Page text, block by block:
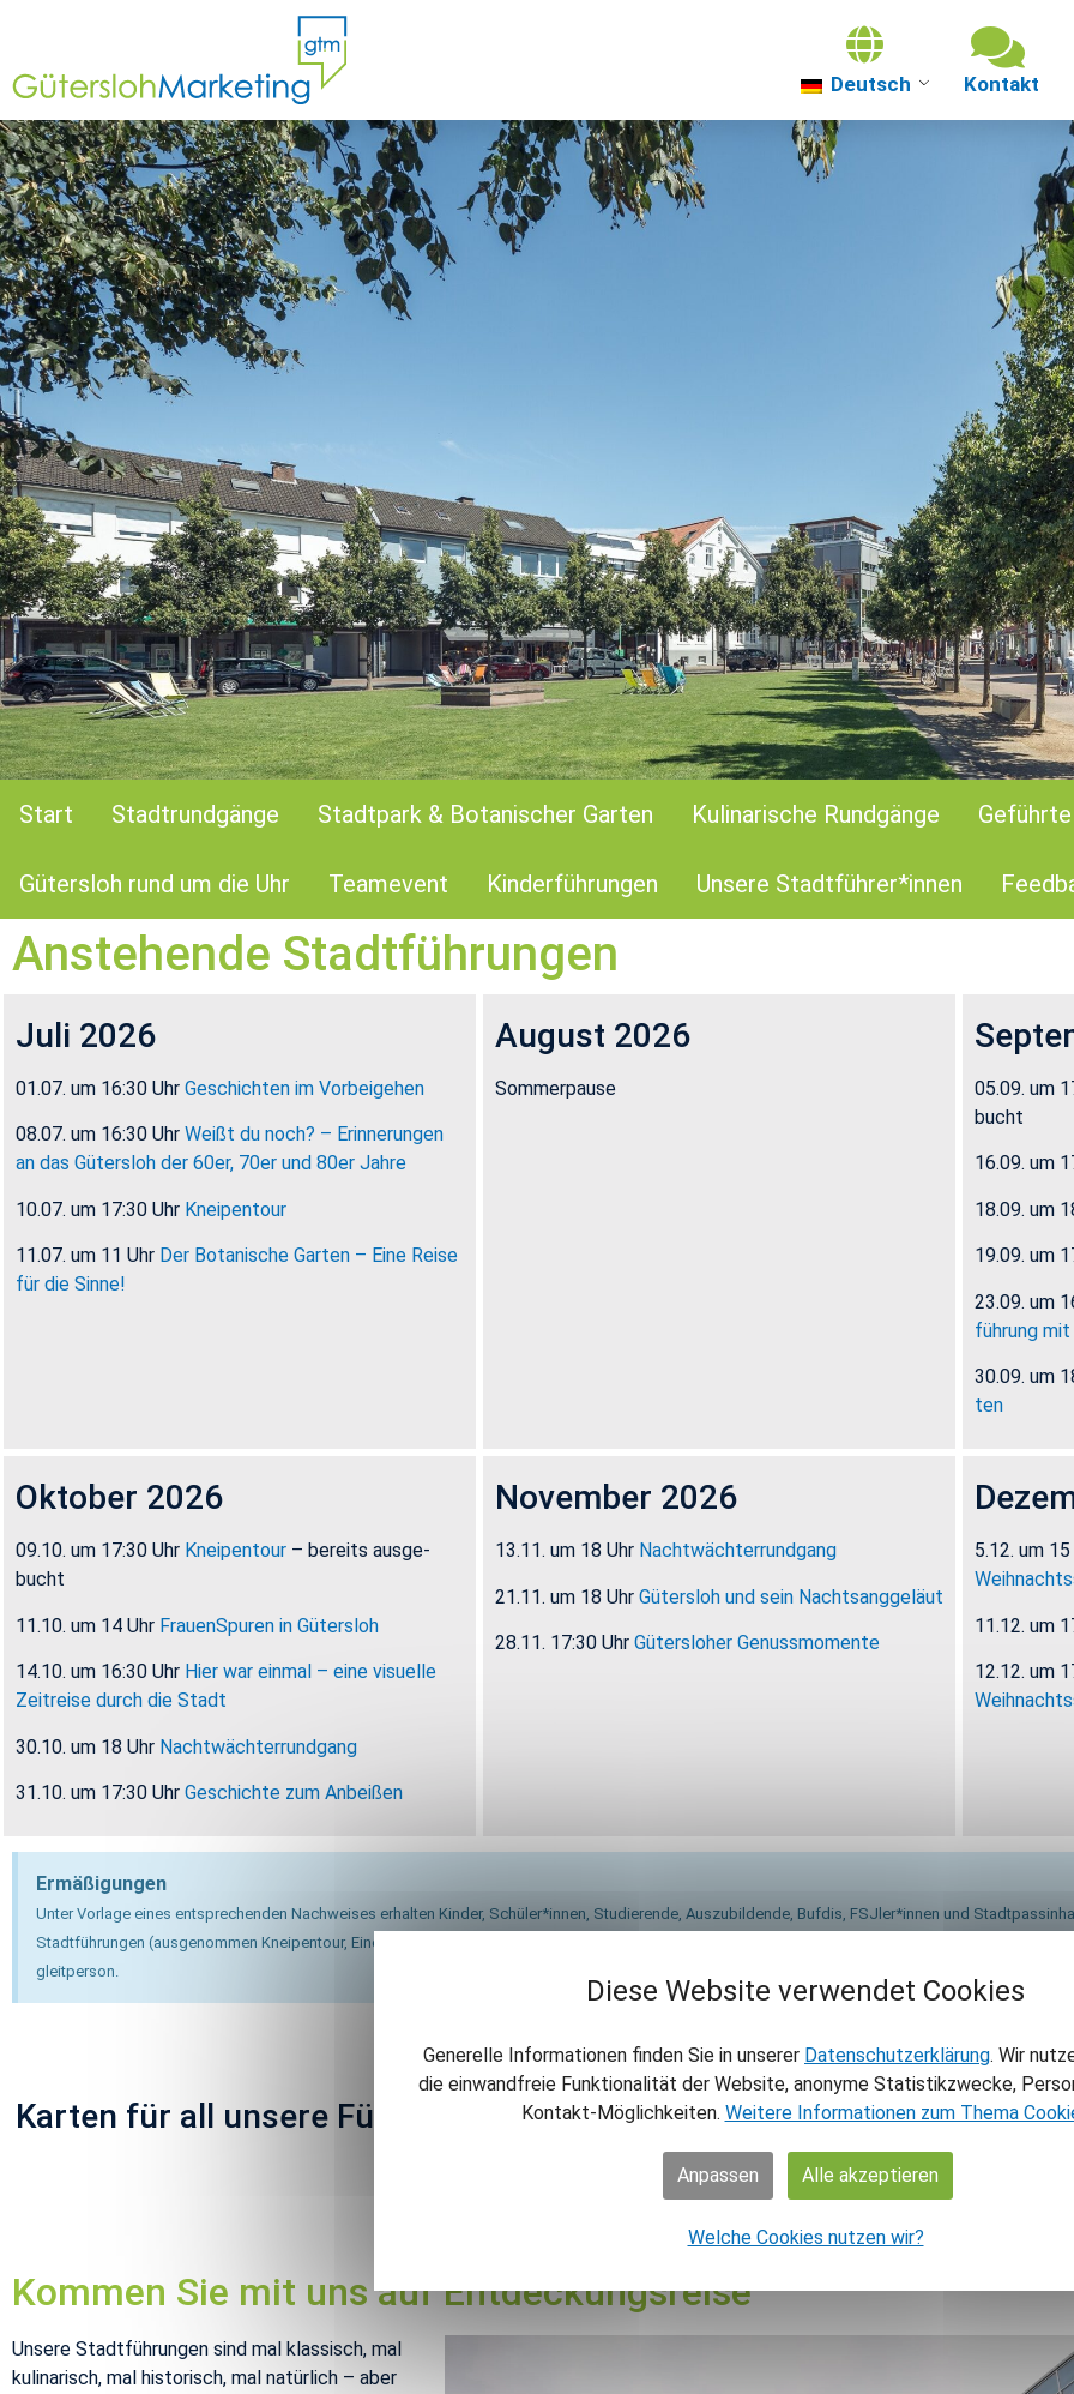
Deutsch
Themenwelten
Über Gütersloh
Start Stadtrundgänge Stadtpark & Botanischer Garten Kulinarische Rundgänge
Gütersloh rund um die Uhr Teamevent Kinderführungen Unsere Stadtführer*innen
An­ste­hen­de Stadt­füh­run­gen
Juli 2026
01.07. um 16:30 Uhr Ge­schich­ten im Vor­bei­ge­hen
08.07. um 16:30 Uhr Weißt du noch? – Er­in­ne­run­gen
an das Gü­ters­loh der 60er, 70er und 80er Jahre
10.07. um 17:30 Uhr Knei­pen­tour
11.07. um 11 Uhr Der Bo­ta­ni­sche Gar­ten – Eine Reise
für die Sinne!
Au­gust 2026
Som­mer­pau­se 05.09. um
bucht
16.09. um
18.09. um
19.09. um
23.09. um
füh­rung mit
30.09. um
ten
Ok­to­ber 2026
09.10. um 17:30 Uhr Knei­pen­tour – be­reits aus­ge­
bucht
11.10. um 14 Uhr Frau­en­Spu­ren in Gü­ters­loh
14.10. um 16:30 Uhr Hier war ein­mal – eine vi­su­el­le
Zeit­rei­se durch die Stadt
30.10. um 18 Uhr Nacht­wäch­ter­rund­gang
31.10. um 17:30 Uhr Ge­schich­te zum An­bei­ßen
No­vem­ber 2026
13.11. um 18 Uhr Nacht­wäch­ter­rund­gang
21.11. um 18 Uhr Gü­ters­loh und sein Nachts­ang­ge­läut
28.11. 17:30 Uhr Gü­ters­lo­her Ge­nuss­mo­men­te
5.12. um 15
11.12. um
12.12. um
Er­mä­ßi­gun­gen
Unter Vor­la­ge eines ent­spre­chen­den Nach­wei­ses er­hal­ten Kin­der, Schü­ler*innen, Stu­die­ren­de, Aus­zu­bil­den­de, Buf­dis, FSJ­ler*innen und
Stadt­füh­run­gen (aus­ge­nom­men Knei­pen­tour, Eine Reise für die Sinne und Ku­li­na­ri­sche Rund­gän­ge). Schwer­be­hin­der­te Men­schen (ab GdB 50) mit
gleit­per­son.
Kar­ten für all un­se­re Füh­run­gen be­kom­men Sie on­line hier - oder
ma­ti­on!
Kom­men Sie mit uns auf Ent­de­ckungs­rei­se
Un­se­re Stadt­füh­run­gen sind mal klas­sisch, mal
ku­li­na­risch, mal his­to­risch, mal na­tür­lich – aber
Diese Website verwendet Cookies
Generelle Informationen finden Sie in unserer Datenschutzerklärung. Wir
die einwandfreie Funktionalität der Website, anonyme Statistikzwecke,
Kontakt-Möglichkeiten. Weitere Informationen zum Thema
Anpassen Alle akzeptieren
Welche Cookies nutzen wir?